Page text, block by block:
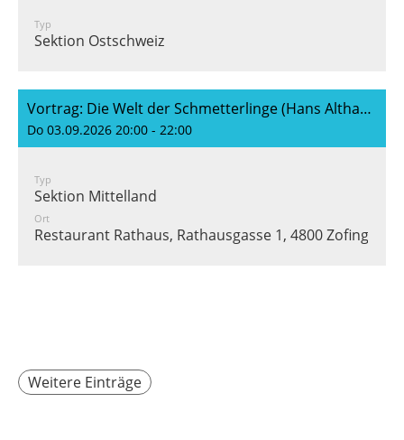
Typ
Sektion Ostschweiz
Vortrag: Die Welt der Schmetterlinge (Hans Althaus)
Do 03.09.2026 20:00 - 22:00
Typ
Sektion Mittelland
Ort
Restaurant Rathaus, Rathausgasse 1, 4800 Zofingen
Weitere Einträge